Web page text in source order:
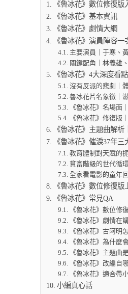
《魯冰花》數位修復
《魯冰花》基本資訊
《魯冰花》劇情大綱
《魯冰花》演員陣容一
主要演員｜于寒、
關鍵配角｜林義雄
《魯冰花》4大深度看
沒有反派的悲劇｜
魯冰花片名象徵｜
《魯冰花》名場面
《魯冰花》修復版
《魯冰花》主題曲解
《魯冰花》催淚37年三
教育體制對天賦的
貧富階級的世代循
全家看電影的童年
《魯冰花》數位修復版
《魯冰花》常見QA
《魯冰花》數位修
《魯冰花》劇情在
《魯冰花》古阿明
《魯冰花》為什麼
《魯冰花》主題曲
《魯冰花》改編自
《魯冰花》適合帶
小編真心話